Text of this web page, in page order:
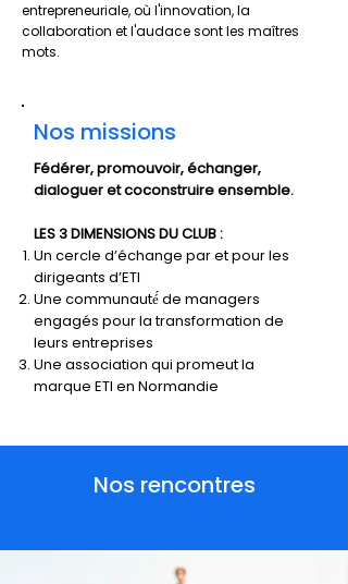
entrepreneuriale, où l'innovation, la
collaboration et l'audace sont les maîtres
mots.
Nos missions
Fédérer, promouvoir, échanger,
dialoguer et coconstruire ensemble.
LES 3 DIMENSIONS DU CLUB :
Un cercle d’échange par et pour les
dirigeants d’ETI
Une communauté́ de managers
engagés pour la transformation de
leurs entreprises
Une association qui promeut la
marque ETI en Normandie
Nos rencontres